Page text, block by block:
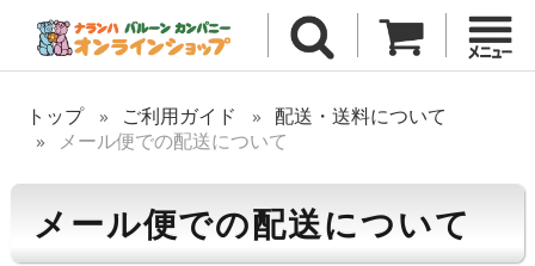
トップ ご利用ガイド
配送・送料について
メール便での配送について
メール便での配送について